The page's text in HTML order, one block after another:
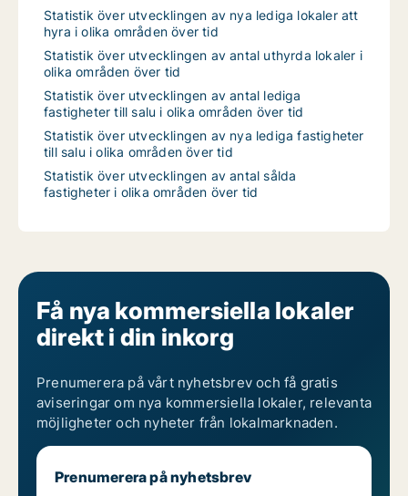
Statistik över utvecklingen av nya lediga lokaler att
hyra i olika områden över tid
Statistik över utvecklingen av antal uthyrda lokaler i
olika områden över tid
Statistik över utvecklingen av antal lediga
fastigheter till salu i olika områden över tid
Statistik över utvecklingen av nya lediga fastigheter
till salu i olika områden över tid
Statistik över utvecklingen av antal sålda
fastigheter i olika områden över tid
Få nya kommersiella lokaler
direkt i din inkorg
Prenumerera på vårt nyhetsbrev och få gratis
aviseringar om nya kommersiella lokaler, relevanta
möjligheter och nyheter från lokalmarknaden.
Prenumerera på nyhetsbrev